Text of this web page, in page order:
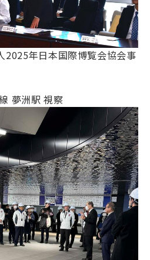
2025年日本国際博覧会協会事
夢洲駅 視察